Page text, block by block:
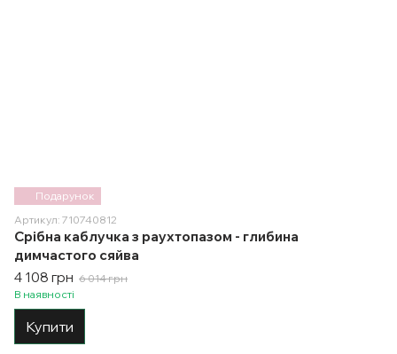
Подарунок
Артикул: 710740812
Срібна каблучка з раухтопазом - глибина
димчастого сяйва
4 108 грн 6 014 грн
В наявності
Купити